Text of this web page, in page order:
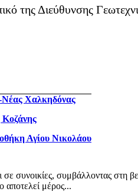
συνοικίες, συμβάλλοντας στη
αποτελεί μέρος...
της Διεύθυνσης
Νέας Χαλκηδόνας
Κοζάνης
Αγίου Νικολάου